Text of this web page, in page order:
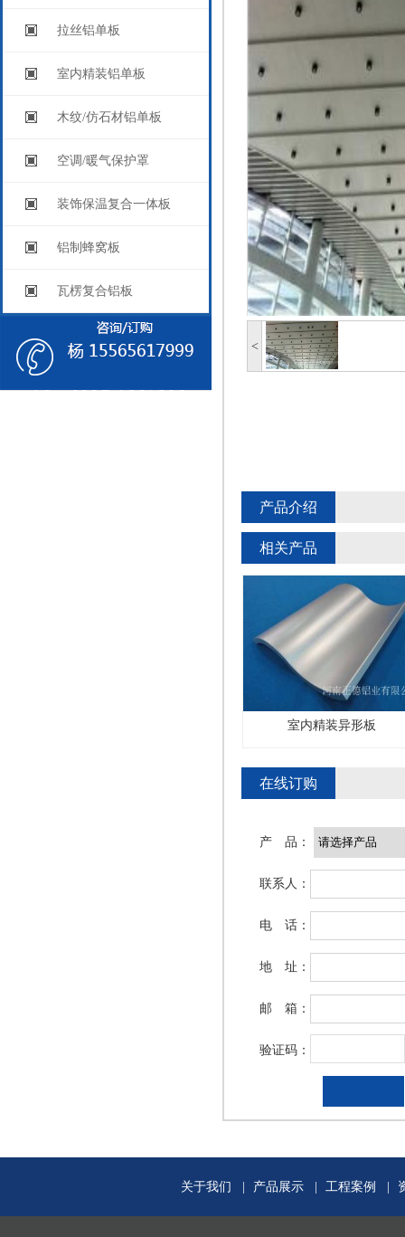
拉丝铝单板
室内精装铝单板
木纹/仿石材铝单板
空调/暖气保护罩
装饰保温复合一体板
铝制蜂窝板
瓦楞复合铝板
<
产品介绍
相关产品
室内精装异形板
在线订购
产 品：
联系人：
电 话：
地 址：
邮 箱：
验证码：
关于我们 产品展示 工程案例